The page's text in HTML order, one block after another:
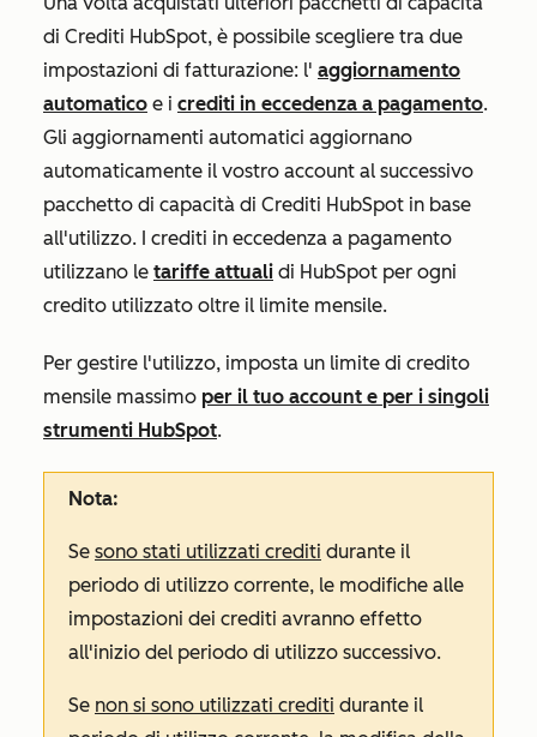
di Crediti HubSpot, è possibile scegliere tra due
impostazioni di fatturazione: l' aggiornamento
automatico e i crediti in eccedenza a pagamento.
Gli aggiornamenti automatici aggiornano
automaticamente il vostro account al successivo
pacchetto di capacità di Crediti HubSpot in base
all'utilizzo. I crediti in eccedenza a pagamento
utilizzano le tariffe attuali di HubSpot per ogni
credito utilizzato oltre il limite mensile.
Per gestire l'utilizzo, imposta un limite di credito
mensile massimo per il tuo account e per i singoli
strumenti HubSpot.
Nota:
Se sono stati utilizzati crediti durante il
periodo di utilizzo corrente, le modifiche alle
impostazioni dei crediti avranno effetto
all'inizio del periodo di utilizzo successivo.
Se non si sono utilizzati crediti durante il